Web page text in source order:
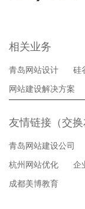
相关业务
青岛网站设计 硅
网站建设解决方案
友情链接（交换
青岛网站建设公司
杭州网站优化
企
成都美博教育